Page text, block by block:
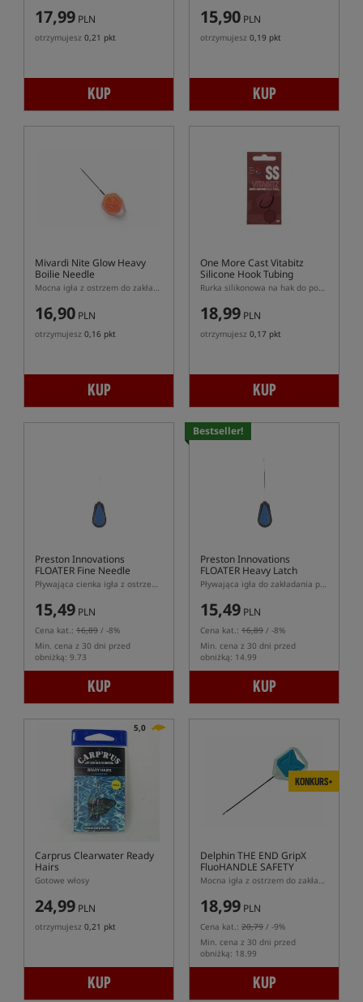
17,99 PLN
otrzymujesz 0,21 pkt
KUP
15,90 PLN
otrzymujesz 0,19 pkt
KUP
Mivardi Nite Glow Heavy
Boilie Needle
Mocna igła z ostrzem do zakładania kulek na włos
16,90 PLN
otrzymujesz 0,16 pkt
KUP
One More Cast Vitabitz
Silicone Hook Tubing
Rurka silikonowa na hak do pozycjonowania włosa
18,99 PLN
otrzymujesz 0,17 pkt
KUP
Preston Innovations
FLOATER Fine Needle
Pływająca cienka igła z ostrzem do zakładania przynęt na włos
15,49 PLN
Cena kat.: 16,89 / -8%
Min. cena z 30 dni przed
obniżką: 9.73
KUP
Bestseller!
Preston Innovations
FLOATER Heavy Latch
Needle
Pływająca igła do zakładania przynęt na włos z zapadką
15,49 PLN
Cena kat.: 16,89 / -8%
Min. cena z 30 dni przed
obniżką: 14.99
KUP
5,0
Carprus Clearwater Ready
Hairs
Gotowe włosy
24,99 PLN
otrzymujesz 0,21 pkt
KUP
KONKURS+
Delphin THE END GripX
FluoHANDLE SAFETY
Needle
Mocna igła z ostrzem do zakładania przynęt na włos
18,99 PLN
Cena kat.: 20,79 / -9%
Min. cena z 30 dni przed
obniżką: 18.99
KUP